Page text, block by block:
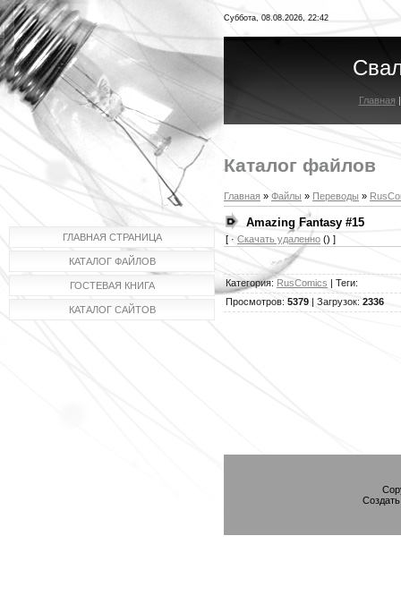
ГЛАВНАЯ СТРАНИЦА
КАТАЛОГ ФАЙЛОВ
ГОСТЕВАЯ КНИГА
КАТАЛОГ САЙТОВ
Суббота, 08.08.2026, 22:42
Главная
Каталог файлов
Главная » Файлы » Переводы »
Amazing Fantasy #15
[ · Скачать удаленно () ]
Категория: RusComics Теги:
Просмотров: 5379 Загрузок: 2336